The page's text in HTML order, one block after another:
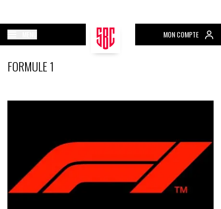
MON COMPTE
FORMULE 1